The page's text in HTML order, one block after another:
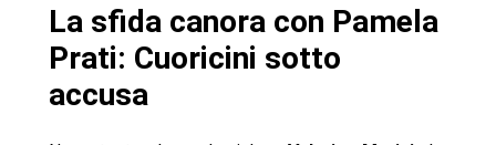
La sfida canora con Pamela
Prati: Cuoricini sotto
accusa